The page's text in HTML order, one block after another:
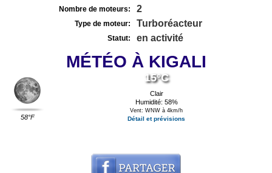
Nombre de moteurs: 2
Type de moteur: Turboréacteur
Statut: en activité
MÉTÉO À KIGALI
58°F
15°C
Clair
Humidité: 58%
Vent: WNW à 4km/h
Détail et prévisions